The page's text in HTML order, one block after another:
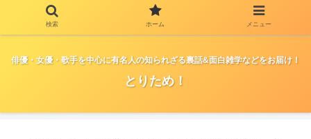
俳優・女優・歌手を中心に有名人の知られざる裏話&面白雑学などをお届け！
とりため！
検索 ホーム メニュー